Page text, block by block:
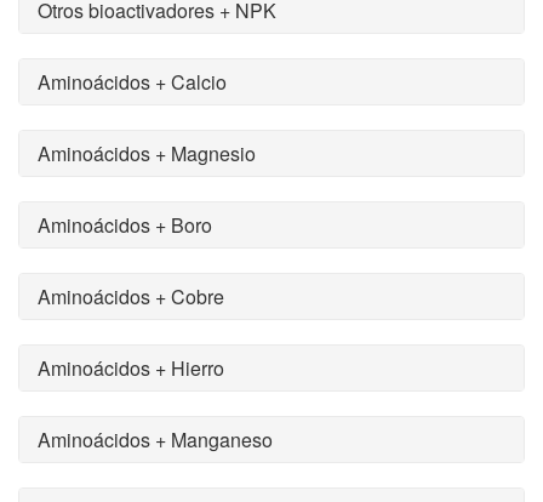
Otros bioactivadores + NPK
Aminoácidos + Calcio
Aminoácidos + Magnesio
Aminoácidos + Boro
Aminoácidos + Cobre
Aminoácidos + Hierro
Aminoácidos + Manganeso